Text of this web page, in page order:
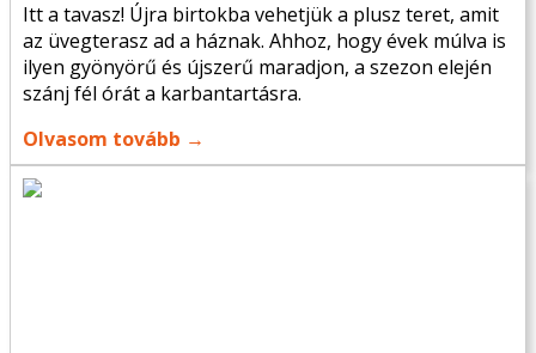
Itt a tavasz! Újra birtokba vehetjük a plusz teret, amit
az üvegterasz ad a háznak. Ahhoz, hogy évek múlva is
ilyen gyönyörű és újszerű maradjon, a szezon elején
szánj fél órát a karbantartásra.
Olvasom tovább →